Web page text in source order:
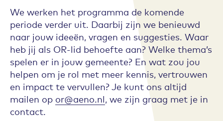
We werken het programma de komende
periode verder uit. Daarbij zijn we benieuwd
naar jouw ideeën, vragen en suggesties. Waar
heb jij als OR-lid behoefte aan? Welke thema’s
spelen er in jouw gemeente? En wat zou jou
helpen om je rol met meer kennis, vertrouwen
en impact te vervullen? Je kunt ons altijd
mailen op or@aeno.nl , we zijn graag met je in
contact.